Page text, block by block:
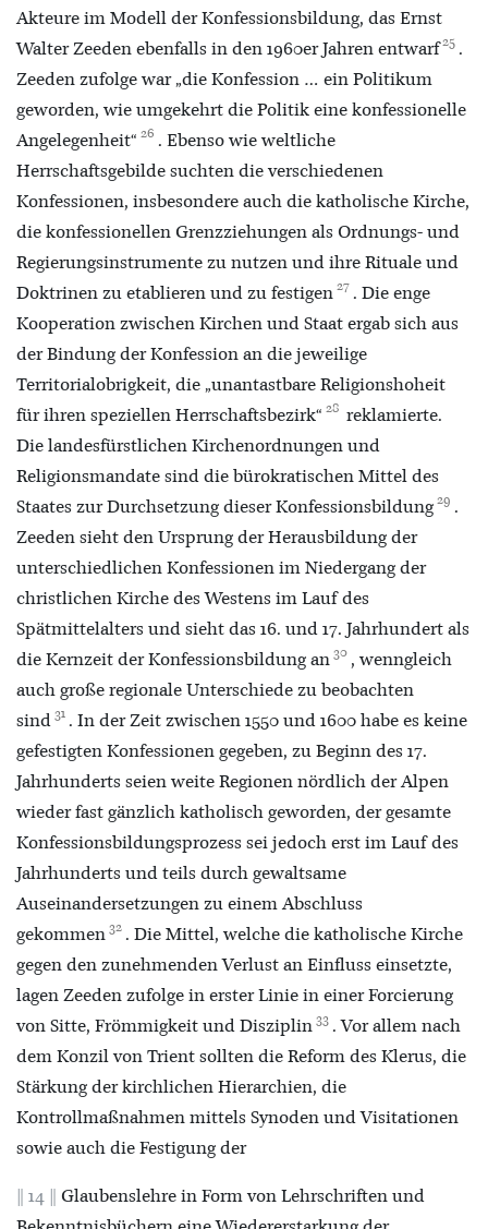
Akteure im Modell der Konfessionsbildung, das Ernst
Walter Zeeden ebenfalls in den 1960er Jahren entwarf 25 .
Zeeden zufolge war „die Konfession … ein Politikum
geworden, wie umgekehrt die Politik eine konfessionelle
Angelegenheit“ 26 . Ebenso wie weltliche
Herrschaftsgebilde suchten die verschiedenen
Konfessionen, insbesondere auch die katholische Kirche,
die konfessionellen Grenzziehungen als Ordnungs- und
Regierungsinstrumente zu nutzen und ihre Rituale und
Doktrinen zu etablieren und zu festigen 27 . Die enge
Kooperation zwischen Kirchen und Staat ergab sich aus
der Bindung der Konfession an die jeweilige
Territorialobrigkeit, die „unantastbare Religionshoheit
für ihren speziellen Herrschaftsbezirk“ 28 reklamierte.
Die landesfürstlichen Kirchenordnungen und
Religionsmandate sind die bürokratischen Mittel des
Staates zur Durchsetzung dieser Konfessionsbildung 29 .
Zeeden sieht den Ursprung der Herausbildung der
unterschiedlichen Konfessionen im Niedergang der
christlichen Kirche des Westens im Lauf des
Spätmittelalters und sieht das 16. und 17. Jahrhundert als
die Kernzeit der Konfessionsbildung an 30 , wenngleich
auch große regionale Unterschiede zu beobachten
sind 31 . In der Zeit zwischen 1550 und 1600 habe es keine
gefestigten Konfessionen gegeben, zu Beginn des 17.
Jahrhunderts seien weite Regionen nördlich der Alpen
wieder fast gänzlich katholisch geworden, der gesamte
Konfessionsbildungsprozess sei jedoch erst im Lauf des
Jahrhunderts und teils durch gewaltsame
Auseinandersetzungen zu einem Abschluss
gekommen 32 . Die Mittel, welche die katholische Kirche
gegen den zunehmenden Verlust an Einfluss einsetzte,
lagen Zeeden zufolge in erster Linie in einer Forcierung
von Sitte, Frömmigkeit und Disziplin 33 . Vor allem nach
dem Konzil von Trient sollten die Reform des Klerus, die
Stärkung der kirchlichen Hierarchien, die
Kontrollmaßnahmen mittels Synoden und Visitationen
sowie auch die Festigung der
14
Glaubenslehre in Form von Lehrschriften und